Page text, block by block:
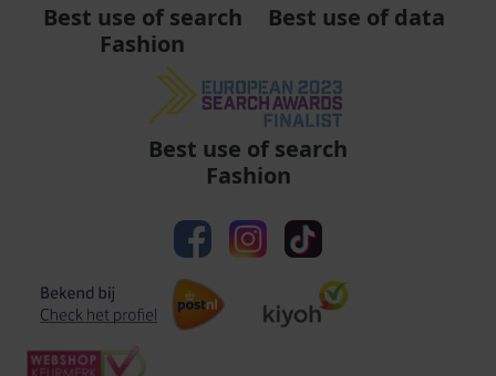
Best use of search
Fashion
Best use of data
Best use of search
Fashion